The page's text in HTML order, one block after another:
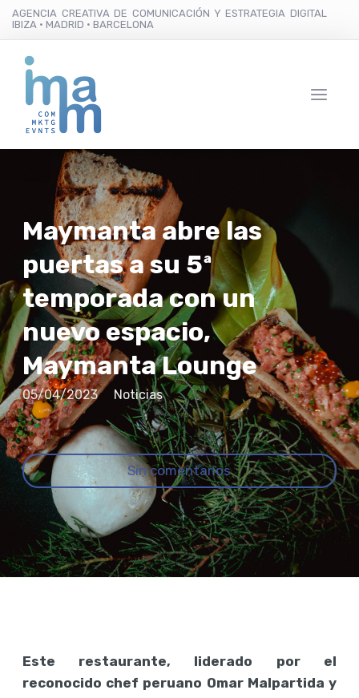
AGENCIA CREATIVA DE COMUNICACIÓN Y ESTRATEGIA DIGITAL
IBIZA · MADRID · BARCELONA
Maymanta abre las
puertas a su 5ª
temporada con un
nuevo espacio,
Maymanta Lounge
05/04/2023 Noticias
Sin comentarios
Este restaurante, liderado por el
reconocido chef peruano Omar Malpartida y